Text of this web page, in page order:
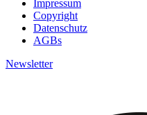
Impressum
Copyright
Datenschutz
AGBs
Newsletter